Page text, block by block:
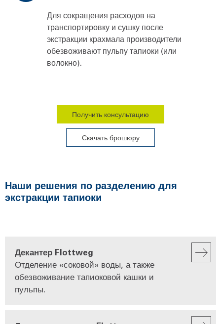
Для сокращения расходов на
транспортировку и сушку после
экстракции крахмала производители
обезвоживают пульпу тапиоки (или
волокно).
Получить консультацию
Скачать брошюру
Наши решения по разделению для
экстракции тапиоки
Декантер Flottweg
Отделение «соковой» воды, а также
обезвоживание тапиоковой кашки и
пульпы.